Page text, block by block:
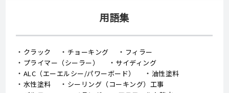
用語集
クラック チョーキング
フィラー
プライマー（シーラー）
サイディング
ALC（エーエルシー/パワーボード）
油性塗料
水性塗料
シーリング（コーキング）工事